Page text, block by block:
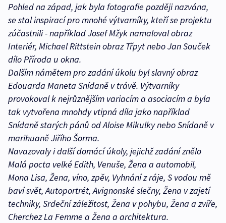
Pohled na západ, jak byla fotografie později nazvána,
se stal inspirací pro mnohé výtvarníky, kteří se projektu
zúčastnili - například Josef Mžyk namaloval obraz
Interiér, Michael Rittstein obraz Třpyt nebo Jan Souček
dílo Příroda u okna.
Dalším námětem pro zadání úkolu byl slavný obraz
Edouarda Maneta Snídaně v trávě. Výtvarníky
provokoval k nejrůznějším variacím a asociacím a byla
tak vytvořena mnohdy vtipná díla jako například
Snídaně starých pánů od Aloise Mikulky nebo Snídaně v
marihuaně Jiřího Šorma.
Navazovaly i další domácí úkoly, jejichž zadání znělo
Malá pocta velké Edith, Venuše, Žena a automobil,
Mona Lisa, Žena, víno, zpěv, Vyhnání z ráje, S vodou mě
baví svět, Autoportrét, Avignonské slečny, Žena v zajetí
techniky, Srdeční záležitost, Žena v pohybu, Žena a zvíře,
Cherchez La Femme a Žena a architektura.